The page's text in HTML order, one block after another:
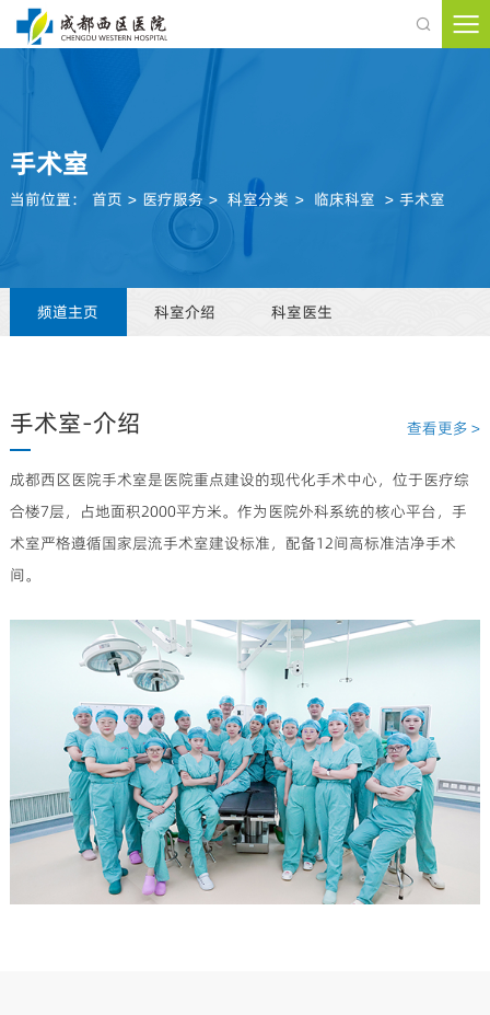

手术室
当前位置： 首页 > 医疗服务 > 科室分类 > 临床科室 > 手术室
频道主页 科室介绍 科室医生
手术室-介绍 查看更多 >
成都西区医院手术室是医院重点建设的现代化手术中心，位于医疗综
合楼7层，占地面积2000平方米。作为医院外科系统的核心平台，手
术室严格遵循国家层流手术室建设标准，配备12间高标准洁净手术
间。